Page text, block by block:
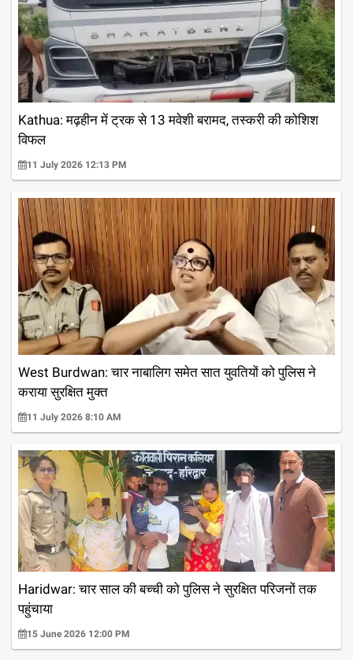
Kathua: मढ़हीन में ट्रक से 13 मवेशी बरामद, तस्करी की कोशिश
विफल
11 July 2026 12:13 PM
West Burdwan: चार नाबालिग समेत सात युवतियों को पुलिस ने
कराया सुरक्षित मुक्त
11 July 2026 8:10 AM
Haridwar: चार साल की बच्ची को पुलिस ने सुरक्षित परिजनों तक
पहुंचाया
15 June 2026 12:00 PM